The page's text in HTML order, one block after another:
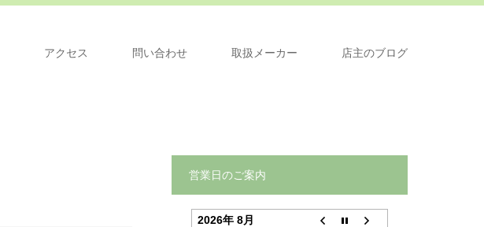
アクセス 問い合わせ 取扱メーカー 店主のブログ
営業日のご案内
2026年 8月